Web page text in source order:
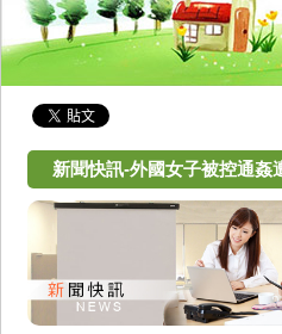
新聞快訊-外國女子被控通姦